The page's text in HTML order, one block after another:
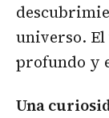
universo. El
profundo y
Una